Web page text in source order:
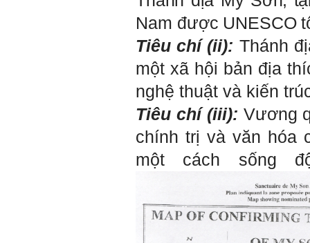
Nam được UNESCO
Tiêu chí (ii): Thánh
một xã hội bản địa
nghệ thuật và kiến
Tiêu chí (iii): Vương
chính trị và văn hóa
một cách sống